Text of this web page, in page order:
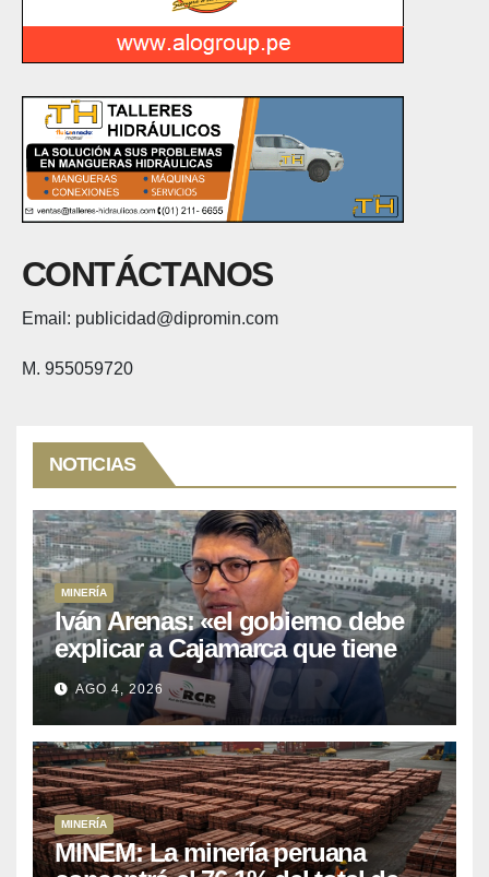
CONTÁCTANOS
Email: publicidad@dipromin.com
M. 955059720
NOTICIAS
MINERÍA
Iván Arenas: «el gobierno debe
explicar a Cajamarca que tiene
US$ 16 mil millones en proyectos
mineros para salir de la pobreza
AGO 4, 2026
MINERÍA
MINEM: La minería peruana